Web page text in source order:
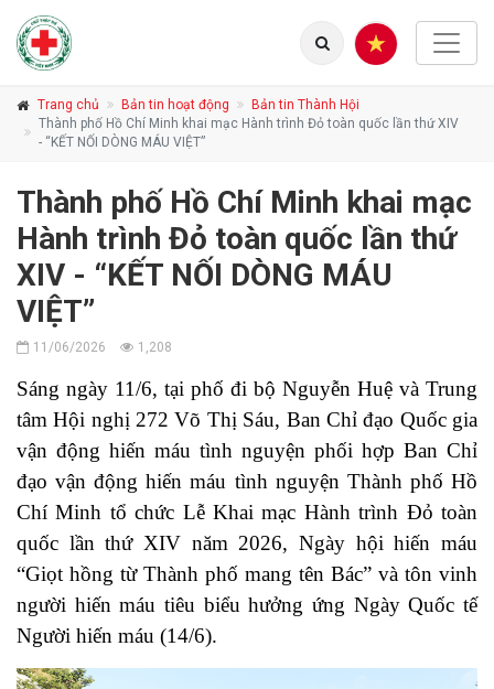
Trang chủ Bản tin hoạt động
Bản tin Thành Hội
Thành phố Hồ Chí Minh khai mạc Hành trình Đỏ toàn quốc lần thứ XIV
- “KẾT NỐI DÒNG MÁU VIỆT”
Thành phố Hồ Chí Minh khai mạc
Hành trình Đỏ toàn quốc lần thứ
XIV - “KẾT NỐI DÒNG MÁU
VIỆT”
11/06/2026 1,208
Sáng ngày 11/6, tại phố đi bộ Nguyễn Huệ và Trung
tâm Hội nghị 272 Võ Thị Sáu, Ban Chỉ đạo Quốc gia
vận động hiến máu tình nguyện phối hợp Ban Chỉ
đạo vận động hiến máu tình nguyện Thành phố Hồ
Chí Minh tổ chức Lễ Khai mạc Hành trình Đỏ toàn
quốc lần thứ XIV năm 2026, Ngày hội hiến máu
“Giọt hồng từ Thành phố mang tên Bác” và tôn vinh
người hiến máu tiêu biểu hưởng ứng Ngày Quốc tế
Người hiến máu (14/6).